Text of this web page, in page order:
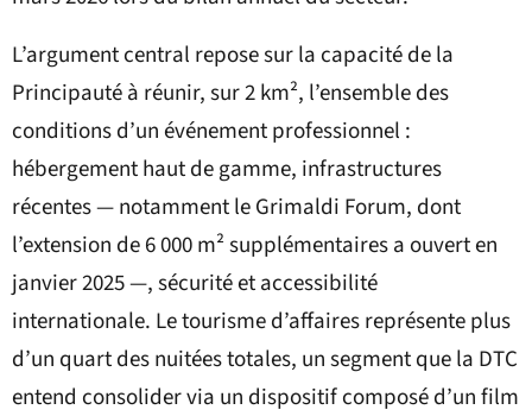
L’argument central repose sur la capacité de la
Principauté à réunir, sur 2 km², l’ensemble des
conditions d’un événement professionnel :
hébergement haut de gamme, infrastructures
récentes — notamment le Grimaldi Forum, dont
l’extension de 6 000 m² supplémentaires a ouvert en
janvier 2025 —, sécurité et accessibilité
internationale. Le tourisme d’affaires représente plus
d’un quart des nuitées totales, un segment que la DTC
entend consolider via un dispositif composé d’un film